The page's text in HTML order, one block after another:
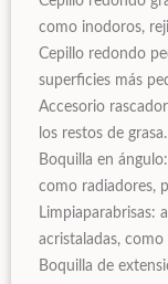
como inodoros,
Cepillo redondo
superficies más
Accesorio
los restos de grasa.
Boquilla en
como radiadores,
Limpiaparabrisas:
acristaladas, como
Boquilla de